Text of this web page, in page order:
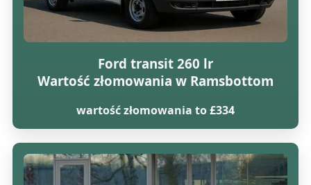
Ford transit 260 lr
Wartość złomowania w Ramsbottom
wartość złomowania to £334